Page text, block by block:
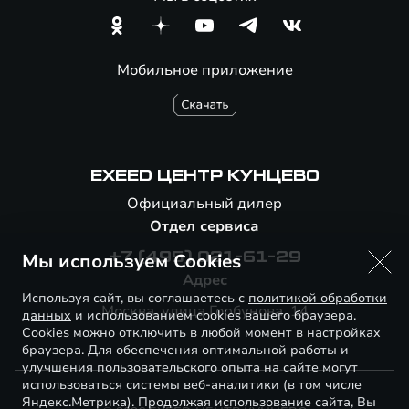
Мобильное приложение
EXEED ЦЕНТР КУНЦЕВО
Официальный дилер
Отдел сервиса
+7 (495) 021-61-29
Адрес
Москва, улица Горбунова, 14
Мы используем Cookies
Используя сайт, вы соглашаетесь с политикой обработки
данных и использованием cookies вашего браузера.
Cookies можно отключить в любой момент в настройках
браузера. Для обеспечения оптимальной работы и
улучшения пользовательского опыта на сайте могут
использоваться системы веб-аналитики (в том числе
Яндекс.Метрика). Продолжая использование сайта, Вы